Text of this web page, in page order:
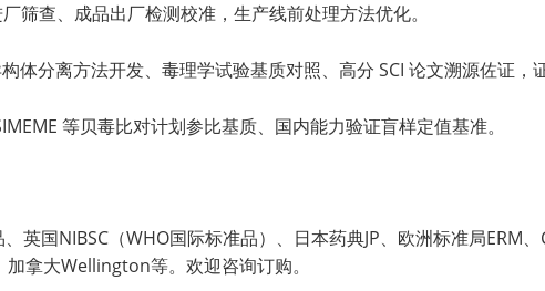
厂筛查、成品出厂检测校准，生产线前处理方法优化。
构体分离方法开发、毒理学试验基质对照、高分 SCI 论文溯源佐证，
等贝毒比对计划参比基质、国内能力验证盲样定值基准。
英国NIBSC（WHO国际标准品）、日本药典JP、欧洲标准局ERM
拿大Wellington等。欢迎咨询订购。